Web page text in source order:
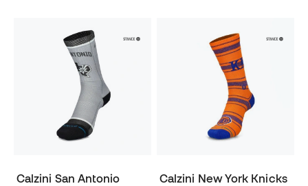
Calzini San Antonio
Calzini New York Knicks